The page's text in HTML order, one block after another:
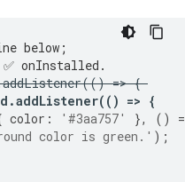
below;
onInstalled.
addListener(() => {
.addListener(() => {
color : '#3aa757' }, ()
=
color is green.' );